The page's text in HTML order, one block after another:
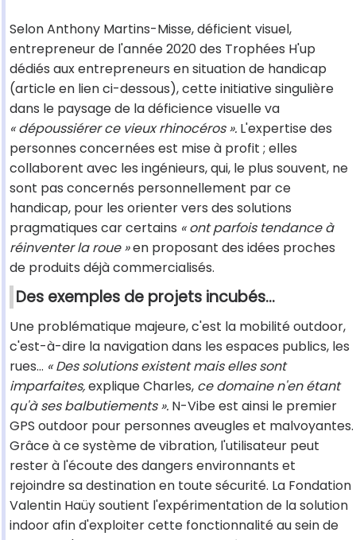
Selon Anthony Martins-Misse, déficient visuel,
entrepreneur de l'année 2020 des Trophées H'up
dédiés aux entrepreneurs en situation de handicap
(article en lien ci-dessous), cette initiative singulière
dans le paysage de la déficience visuelle va
« dépoussiérer ce vieux rhinocéros ». L'expertise des
personnes concernées est mise à profit ; elles
collaborent avec les ingénieurs, qui, le plus souvent, ne
sont pas concernés personnellement par ce
handicap, pour les orienter vers des solutions
pragmatiques car certains « ont parfois tendance à
réinventer la roue »en proposant des idées proches
de produits déjà commercialisés.
Des exemples de projets incubés…
Une problématique majeure, c'est la mobilité outdoor,
c'est-à-dire la navigation dans les espaces publics, les
rues… « Des solutions existent mais elles sont
imparfaites,explique Charles, ce domaine n'en étant
qu'à ses balbutiements ». N-Vibe est ainsi le premier
GPS outdoor pour personnes aveugles et malvoyantes.
Grâce à ce système de vibration, l'utilisateur peut
rester à l'écoute des dangers environnants et
rejoindre sa destination en toute sécurité. La Fondation
Valentin Haüy soutient l'expérimentation de la solution
indoor afin d'exploiter cette fonctionnalité au sein de